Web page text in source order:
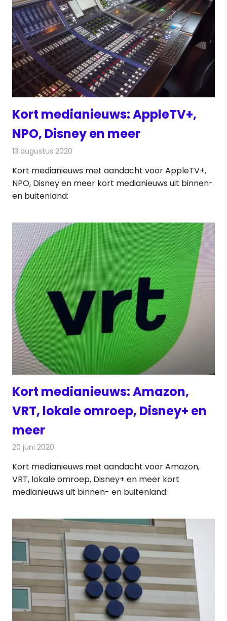
Kort medianieuws: AppleTV+,
NPO, Disney en meer
13 augustus 2020
Kort medianieuws met aandacht voor AppleTV+,
NPO, Disney en meer kort medianieuws uit binnen-
en buitenland:
Kort medianieuws: Amazon,
VRT, lokale omroep, Disney+ en
meer
20 juni 2020
Kort medianieuws met aandacht voor Amazon,
VRT, lokale omroep, Disney+ en meer kort
medianieuws uit binnen- en buitenland: